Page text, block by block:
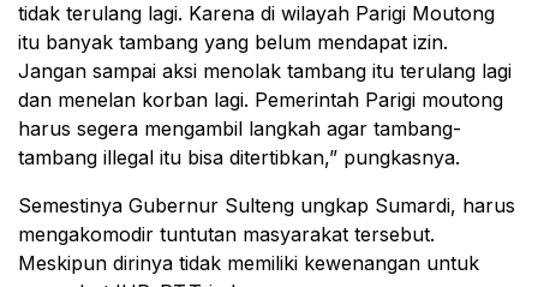
tidak terulang lagi. Karena di wilayah Parigi Moutong
itu banyak tambang yang belum mendapat izin.
Jangan sampai aksi menolak tambang itu terulang lagi
dan menelan korban lagi. Pemerintah Parigi moutong
harus segera mengambil langkah agar tambang-
tambang illegal itu bisa ditertibkan,” pungkasnya.
Semestinya Gubernur Sulteng ungkap Sumardi, harus
mengakomodir tuntutan masyarakat tersebut.
Meskipun dirinya tidak memiliki kewenangan untuk